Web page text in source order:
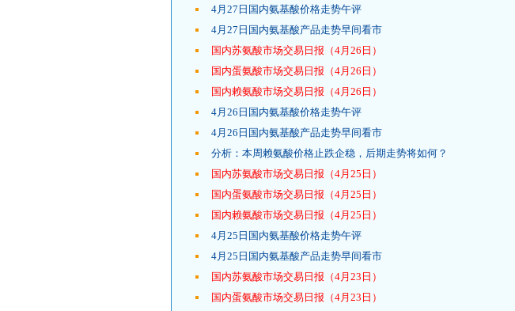
4月27日国内氨基酸价格走势午评
4月27日国内氨基酸产品走势早间看市
国内苏氨酸市场交易日报（4月26日）
国内蛋氨酸市场交易日报（4月26日）
国内赖氨酸市场交易日报（4月26日）
4月26日国内氨基酸价格走势午评
4月26日国内氨基酸产品走势早间看市
分析：本周赖氨酸价格止跌企稳，后期走势将如何？
国内苏氨酸市场交易日报（4月25日）
国内蛋氨酸市场交易日报（4月25日）
国内赖氨酸市场交易日报（4月25日）
4月25日国内氨基酸价格走势午评
4月25日国内氨基酸产品走势早间看市
国内苏氨酸市场交易日报（4月23日）
国内蛋氨酸市场交易日报（4月23日）